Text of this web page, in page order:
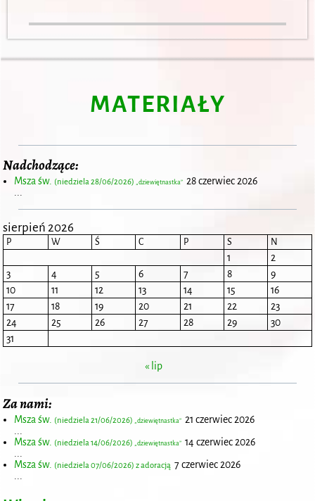
MATERIAŁY
Nadchodzące:
Msza św. (niedziela 28/06/2026) „dziewiętnastka” 28 czerwiec 2026
...
sierpień 2026
P W Ś C P S N
1
2
3
4 5 6 7 8
9
10
11 12 13 14 15
16
17
18 19 20 21 22
23
24
25 26 27 28 29
30
31
« lip
Za nami:
Msza św. (niedziela 21/06/2026) „dziewiętnastka” 21 czerwiec 2026
Msza św. (niedziela 14/06/2026) „dziewiętnastka” 14 czerwiec 2026
Msza św. (niedziela 07/06/2026) z adoracją 7 czerwiec 2026